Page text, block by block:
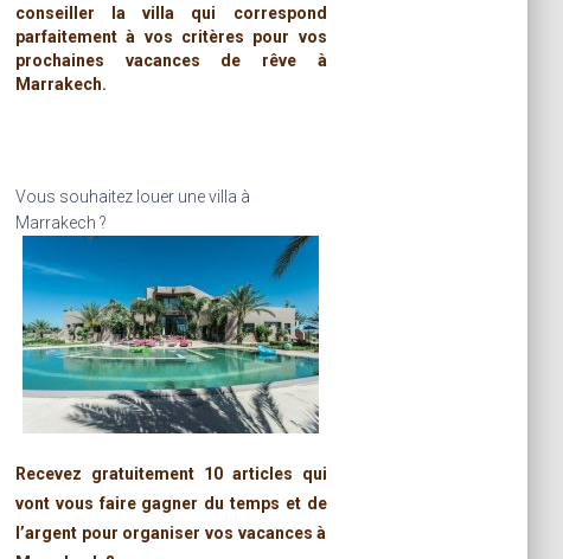
conseiller la villa qui correspond
parfaitement à vos critères pour vos
prochaines vacances de rêve à
Marrakech.
Vous souhaitez louer une villa à
Marrakech ?
Recevez gratuitement 10 articles qui
vont vous faire gagner du temps et de
l’argent pour organiser vos vacances à